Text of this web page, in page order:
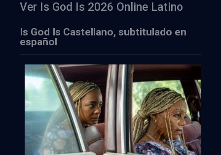
Ver Is God Is 2026 Online Latino
Is God Is Castellano, subtitulado en
español